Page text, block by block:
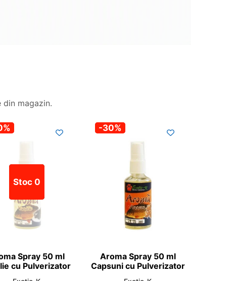
din magazin.
Stoc 0
Spray 50 ml
cu Pulverizator
-30%
Aroma Spray 50 ml
Capsuni cu Pulverizator